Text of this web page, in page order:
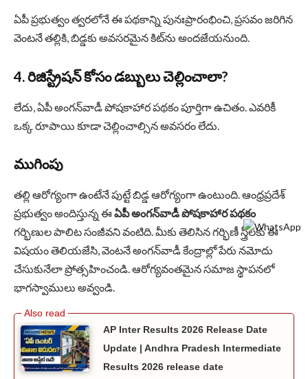
ఏపీ ప్రభుత్వం త్వరలోనే ఈ పథకాన్ని పునఃప్రారంభించి, ప్రసవం జరిగిన
వెంటనే తల్లికి, బిడ్డకు అవసరమైన కిట్‌ను అందజేయనుంది.
4. రిజిస్ట్రేషన్ కోసం డబ్బులు చెల్లించాలా?
లేదు, ఏపీ అంగన్‌వాడీ పోషకాహార పథకం పూర్తిగా ఉచితం. ఎవరికీ
ఒక్క రూపాయి కూడా చెల్లించాల్సిన అవసరం లేదు.
ముగింపు
తల్లి ఆరోగ్యంగా ఉంటేనే పుట్టే బిడ్డ ఆరోగ్యంగా ఉంటుంది. ఆంధ్రప్రదేశ్
ప్రభుత్వం అందిస్తున్న ఈఏపీ అంగన్‌వాడీ పోషకాహార పథకం
గర్భిణుల పాలిట సంజీవని వంటిది. మీకు తెలిసిన గర్భిణీ స్త్రీలకు ఈ
విషయం తెలియజేసి, వెంటనే అంగన్‌వాడీ కేంద్రాల్లో పేరు నమోదు
చేసుకునేలా ప్రోత్సహించండి. ఆరోగ్యవంతమైన సమాజ స్థాపనలో
భాగస్వాములు అవ్వండి.
AP Inter Results 2026 Release Date
Update | Andhra Pradesh Intermediate
Results 2026 release date